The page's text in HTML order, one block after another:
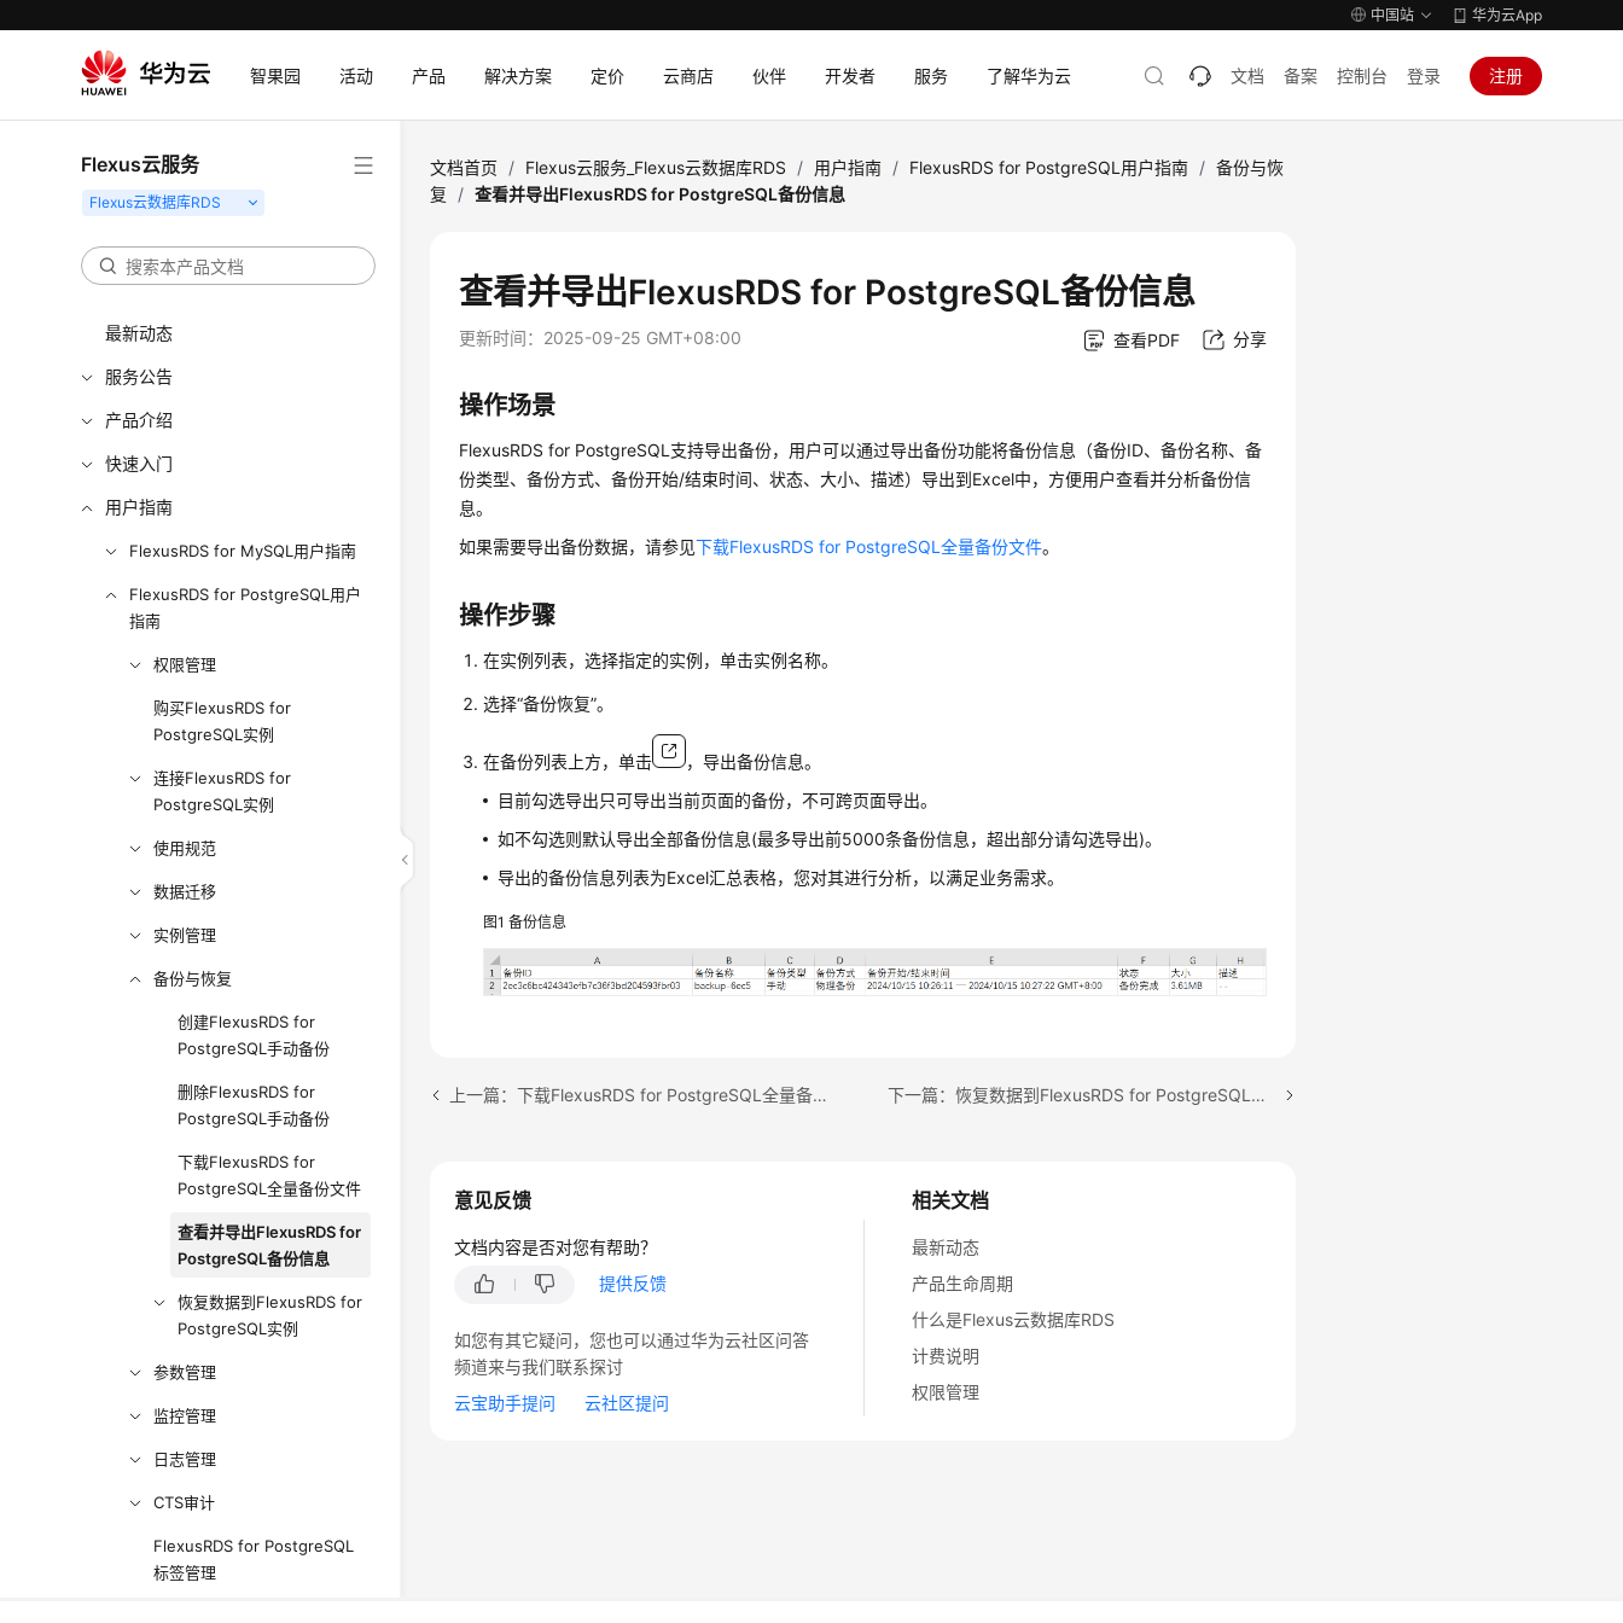
中国站 华为云App
智果园 活动 产品 解决方案 定价 云商店 伙伴 开发者 服务 了解华为云 文档 备案 控制台 登录 注册
Flexus云服务
最新动态
服务公告
产品介绍
快速入门
用户指南
FlexusRDS for MySQL用户指南
FlexusRDS for PostgreSQL用户
指南
权限管理
购买FlexusRDS for
PostgreSQL实例
连接FlexusRDS for
PostgreSQL实例
使用规范
数据迁移
实例管理
备份与恢复
创建FlexusRDS for
PostgreSQL手动备份
删除FlexusRDS for
PostgreSQL手动备份
下载FlexusRDS for
PostgreSQL全量备份文件
查看并导出FlexusRDS for
PostgreSQL备份信息
恢复数据到FlexusRDS for
PostgreSQL实例
参数管理
监控管理
日志管理
CTS审计
FlexusRDS for PostgreSQL
标签管理
文档首页 / Flexus云服务_Flexus云数据库RDS / 用户指南 / FlexusRDS for PostgreSQL用户指南 / 备份与恢
复
/ 查看并导出FlexusRDS for PostgreSQL备份信息
查看并导出FlexusRDS for PostgreSQL备份信息
更新时间： 2025-09-25 GMT+08:00 查看PDF 分享
操作场景
FlexusRDS for PostgreSQL 支持导出备份，用户可以通过导出备份功能将备份信息（备份ID、备份名称、备
份类型、备份方式、备份开始/结束时间、状态、大小、描述）导出到Excel中，方便用户查看并分析备份信
息。
如果需要导出备份数据，请参见下载FlexusRDS for PostgreSQL全量备份文件。
操作步骤
在实例列表，选择指定的实例，单击实例名称。
选择“备份恢复”。
在备份列表上方，单击
，导出备份信息。
目前勾选导出只可导出当前页面的备份，不可跨页面导出。
如不勾选则默认导出全部备份信息(最多导出前5000条备份信息，超出部分请勾选导出)。
导出的备份信息列表为Excel汇总表格，您对其进行分析，以满足业务需求。
图1备份信息
上一篇：下载FlexusRDS for PostgreSQL全量备份文件 下一篇：恢复数据到FlexusRDS for PostgreSQL实例
相关文档
最新动态
产品生命周期
什么是Flexus云数据库RDS
计费说明
权限管理
意见反馈
文档内容是否对您有帮助？
提供反馈
如您有其它疑问，您也可以通过华为云社区问答
频道来与我们联系探讨
云宝助手提问
云社区提问